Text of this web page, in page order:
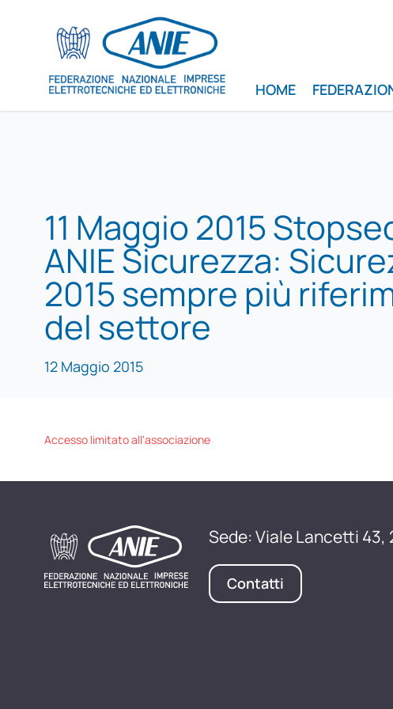
HOME
11 Maggio 2015
ANIE Sicurezza:
2015 sempre più
del settore
12 Maggio 2015
Accesso limitato all'associazione
Sede: Viale Lancetti 43,
Contatti